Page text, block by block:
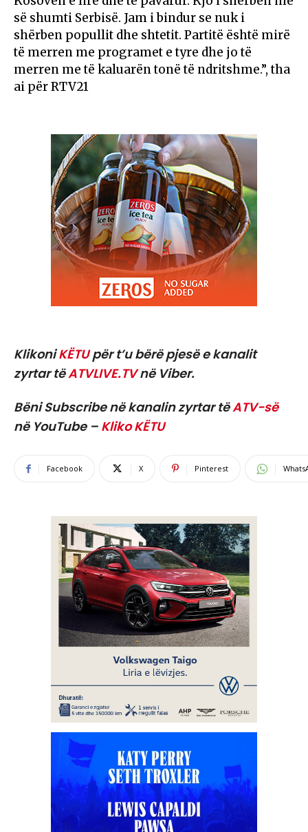
së shumti Serbisë. Jam i bindur se nuk i
shërben popullit dhe shtetit. Partitë është mirë
të merren me programet e tyre dhe jo të
merren me të kaluarën tonë të ndritshme.”, tha
ai për RTV21
KlikoniKËTUpër t’u bërë pjesë e kanalit
zyrtar tëATVLIVE.TVnë Viber.
Bëni Subscribe në kanalin zyrtar tëATV-së
në YouTube – Kliko KËTU
Facebook X Pinterest